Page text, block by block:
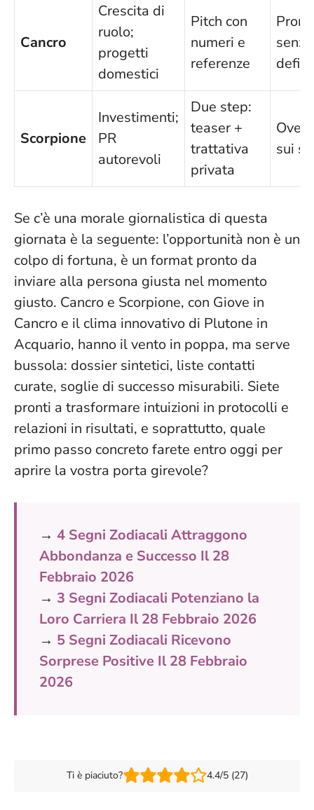
Cancro
Crescita di
ruolo;
progetti
domestici
Pitch con
numeri e
referenze
Scorpione
Investimenti;
PR
autorevoli
Due step:
teaser +
trattativa
privata
sui
Se c’è una morale giornalistica di questa
giornata è la seguente: l’opportunità non è un
colpo di fortuna, è un format pronto da
inviare alla persona giusta nel momento
giusto. Cancro e Scorpione, con Giove in
Cancro e il clima innovativo di Plutone in
Acquario, hanno il vento in poppa, ma serve
bussola: dossier sintetici, liste contatti
curate, soglie di successo misurabili. Siete
pronti a trasformare intuizioni in protocolli e
relazioni in risultati, e soprattutto, quale
primo passo concreto farete entro oggi per
aprire la vostra porta girevole?
→ 4 Segni Zodiacali Attraggono
Abbondanza e Successo Il 28
Febbraio 2026
→ 3 Segni Zodiacali Potenziano la
Loro Carriera Il 28 Febbraio 2026
→ 5 Segni Zodiacali Ricevono
Sorprese Positive Il 28 Febbraio
2026
Ti è piaciuto? 4.4/5 (27)